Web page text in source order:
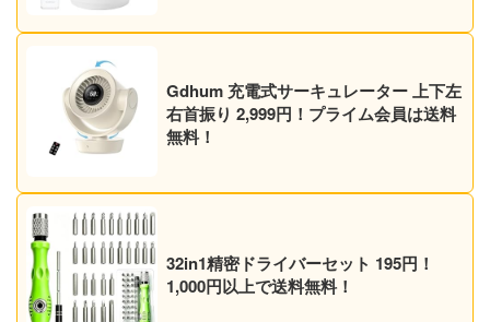
Gdhum 充電式サーキュレーター 上下左
右首振り 2,999円！プライム会員は送料
無料！
32in1精密ドライバーセット 195円！
1,000円以上で送料無料！